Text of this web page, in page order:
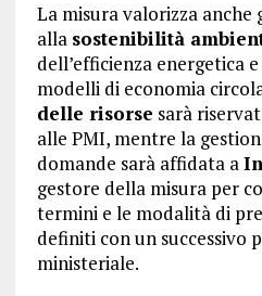
La misura valorizza
alla sostenibilità
dell’efficienza energetica
modelli di economia
delle risorse sarà
alle PMI, mentre la
domande sarà affidata a
gestore della misura per
termini e le modalità di
definiti con un successivo
ministeriale.